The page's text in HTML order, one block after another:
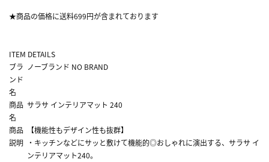
★商品の価格に送料699円が含まれております
ITEM DETAILS
ブラ
ンド
名
ノーブランド NO BRAND
商品
名
サラサ インテリアマット 240
商品
説明
【機能性もデザイン性も抜群】
・キッチンなどにサッと敷けて機能的◎おしゃれに演出する、サラサ イ
ンテリアマット240。